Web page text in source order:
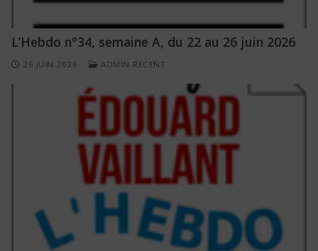
L’Hebdo n°34, semaine A, du 22 au 26 juin 2026
26 JUIN 2026 ADMIN-RECENT